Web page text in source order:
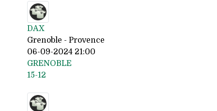
DAX
Grenoble - Provence
06-09-2024 21:00
GRENOBLE
15-12